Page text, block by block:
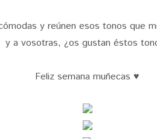
y reúnen esos tonos que
y a vosotras, ¿os gustan éstos
Feliz semana muñecas ♥